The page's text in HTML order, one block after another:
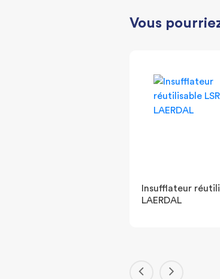
Vous
Insufflateur
LAERDAL